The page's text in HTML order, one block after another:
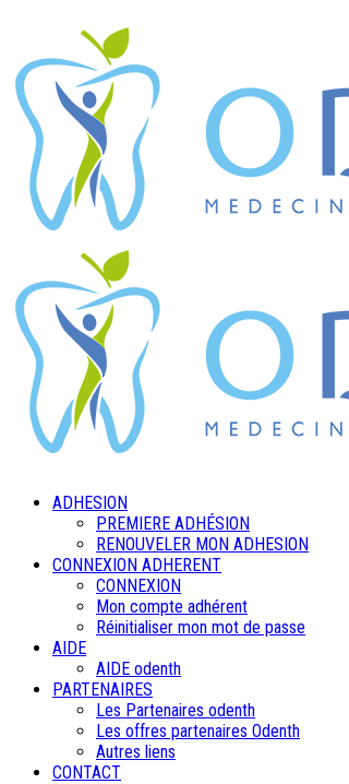
ADHESION
PREMIERE ADHÉSION
RENOUVELER MON ADHESION
CONNEXION ADHERENT
CONNEXION
Mon compte adhérent
Réinitialiser mon mot de passe
AIDE
AIDE odenth
PARTENAIRES
Les Partenaires odenth
Les offres partenaires Odenth
Autres liens
CONTACT